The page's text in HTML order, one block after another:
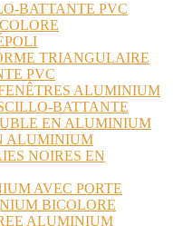
BATTANTE PVC
TRIANGULAIRE
PVC
ALUMINIUM
BATTANTE
EN ALUMINIUM
ALUMINIUM
NOIRES EN
AVEC PORTE
BICOLORE
ALUMINIUM